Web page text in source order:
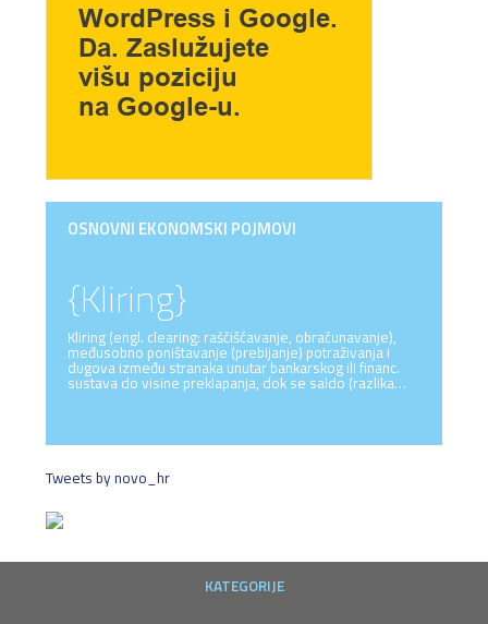
OSNOVNI EKONOMSKI POJMOVI
{Kliring}
Kliring (engl. clearing: raščišćavanje, obračunavanje),
međusobno poništavanje (prebijanje) potraživanja i
dugova između stranaka unutar bankarskog ili financ.
sustava do visine preklapanja, dok se saldo (razlika…
Tweets by novo_hr
KATEGORIJE